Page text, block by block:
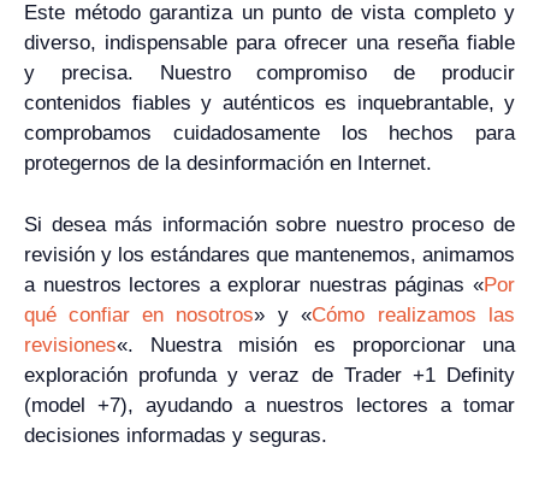
Este método garantiza un punto de vista completo y
diverso, indispensable para ofrecer una reseña fiable
y precisa. Nuestro compromiso de producir
contenidos fiables y auténticos es inquebrantable, y
comprobamos cuidadosamente los hechos para
protegernos de la desinformación en Internet.
Si desea más información sobre nuestro proceso de
revisión y los estándares que mantenemos, animamos
a nuestros lectores a explorar nuestras páginas «Por
qué confiar en nosotros» y «Cómo realizamos las
revisiones«. Nuestra misión es proporcionar una
exploración profunda y veraz de Trader +1 Definity
(model +7), ayudando a nuestros lectores a tomar
decisiones informadas y seguras.